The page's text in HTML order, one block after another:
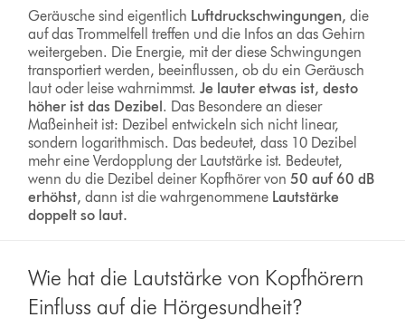
Geräusche sind eigentlich Luftdruckschwingungen, die
auf das Trommelfell treffen und die Infos an das Gehirn
weitergeben. Die Energie, mit der diese Schwingungen
transportiert werden, beeinflussen, ob du ein Geräusch
laut oder leise wahrnimmst. Je lauter etwas ist, desto
höher ist das Dezibel. Das Besondere an dieser
Maßeinheit ist: Dezibel entwickeln sich nicht linear,
sondern logarithmisch. Das bedeutet, dass 10 Dezibel
mehr eine Verdopplung der Lautstärke ist. Bedeutet,
wenn du die Dezibel deiner Kopfhörer von50 auf 60 dB
erhöhst, dann ist die wahrgenommene Lautstärke
doppelt so laut.
Wie hat die Lautstärke von Kopfhörern
Einfluss auf die Hörgesundheit?